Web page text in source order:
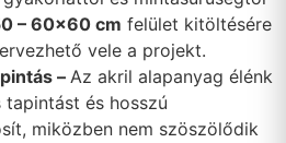
– 60×60 cm felület kitöltésére
vele a projekt.
– Az akril alapanyag élénk
tapintást és hosszú
miközben nem szöszölődik